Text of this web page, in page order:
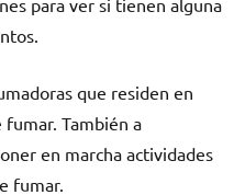
quе residen en
fumar. También а
en marcha actividades
fumar.